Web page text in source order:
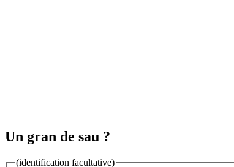
Un gran de sau ?
(identification facultative)